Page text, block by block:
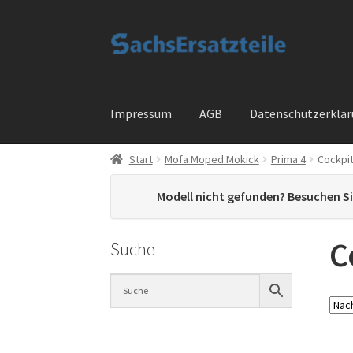
Zur
Zum
Impressum AGB
StartAGB DatenschutzerklärungImpressum
Widerrufsbelehrung Cart CheckoutMy
Start Mofa Moped Mokick Prima 4
Modell nicht gefunden? Besuchen
Suche